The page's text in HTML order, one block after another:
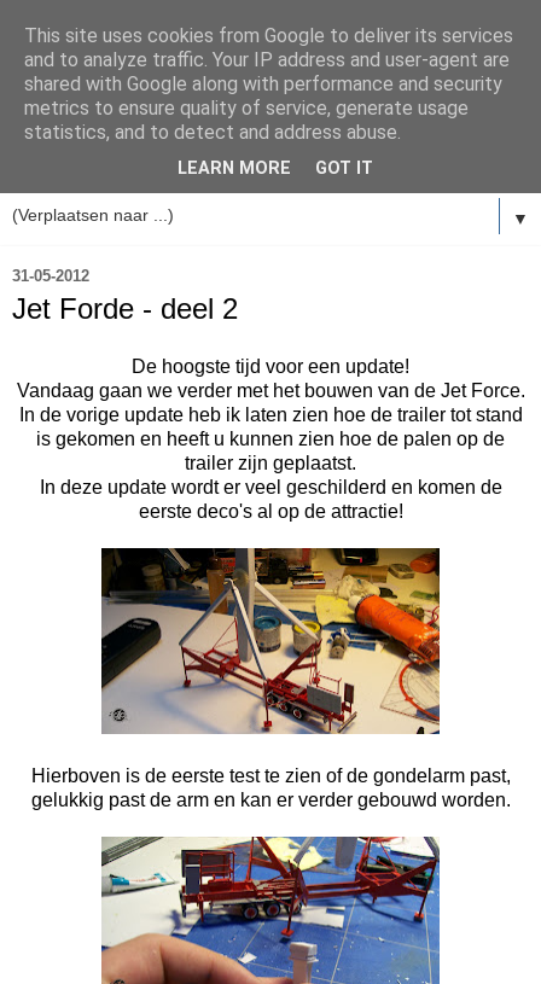
▼
31-05-2012
Jet Forde - deel 2
De hoogste tijd voor een update!
Vandaag gaan we verder met het bouwen van de Jet Force.
In de vorige update heb ik laten zien hoe de trailer tot stand
is gekomen en heeft u kunnen zien hoe de palen op de
trailer zijn geplaatst.
In deze update wordt er veel geschilderd en komen de
eerste deco's al op de attractie!
Hierboven is de eerste test te zien of de gondelarm past,
gelukkig past de arm en kan er verder gebouwd worden.
This site uses cookies from Google to deliver its services
and to analyze traffic. Your IP address and user-agent are
shared with Google along with performance and security
metrics to ensure quality of service, generate usage
statistics, and to detect and address abuse.
LEARN MORE GOT IT